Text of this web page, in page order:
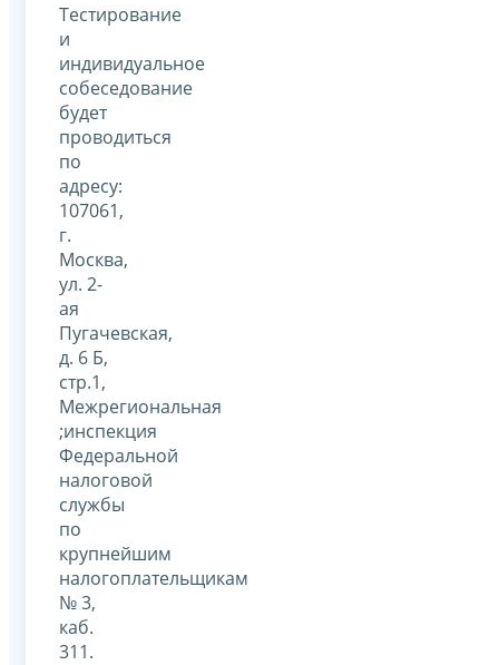
Тестирование
и
индивидуальное
собеседование
будет
проводиться
по
адресу:
107061,
г.
Москва,
ул. 2-
ая
Пугачевская,
д. 6 Б,
стр.1,
Межрегиональная
;инспекция
Федеральной
налоговой
службы
по
крупнейшим
налогоплательщикам
№ 3,
каб.
311.